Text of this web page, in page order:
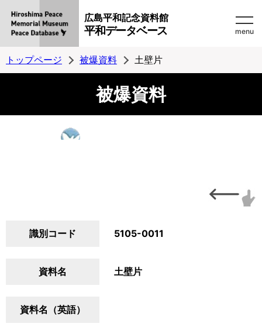
広島平和記念資料館
平和データベース menu
トップページ 被爆資料 土壁片
被爆資料
識別コード 5105-0011
資料名 土壁片
資料名（英語）